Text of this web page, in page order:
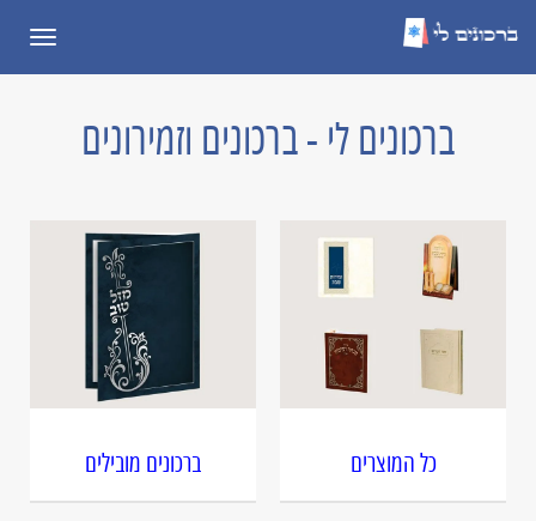
ברכונים לי - ברכונים וזמירונים
כל המוצרים ברכונים מובילים